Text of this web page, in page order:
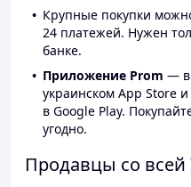
Крупные покупки
24 платежей. Нужен
банке.
Приложение Prom — в
украинском App Store
в Google Play.
угодно.
Продавцы со